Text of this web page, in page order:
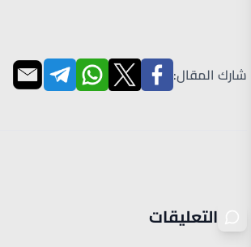
شارك المقال:
التعليقات